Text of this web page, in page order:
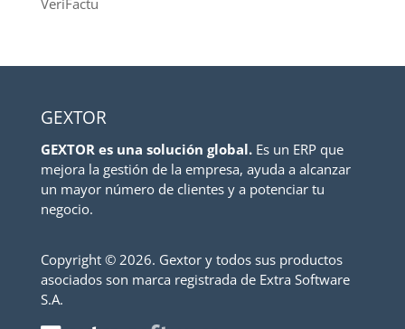
GEXTOR
GEXTOR es una solución global.Es un ERP que
mejora la gestión de la empresa, ayuda a alcanzar
un mayor número de clientes y a potenciar tu
negocio.
Copyright © 2026. Gextor y todos sus productos
asociados son marca registrada de Extra Software
S.A.